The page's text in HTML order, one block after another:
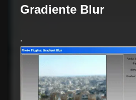
Gradiente Blur
.